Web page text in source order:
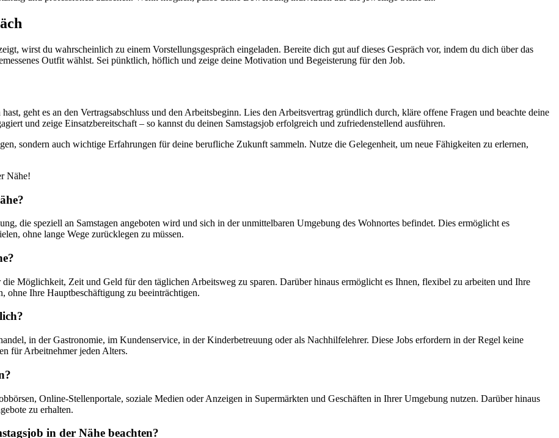
wirst du wahrscheinlich zu einem Vorstellungsgespräch eingeladen. Bereite dich gut auf dieses Gespräch vor, indem du dich über das
Outfit wählst. Sei pünktlich, höflich und zeige deine Motivation und Begeisterung für den Job.
geht es an den Vertragsabschluss und den Arbeitsbeginn. Lies den Arbeitsvertrag gründlich durch, kläre offene Fragen und beachte deine
und zeige Einsatzbereitschaft – so kannst du deinen Samstagsjob erfolgreich und zufriedenstellend ausführen.
sondern auch wichtige Erfahrungen für deine berufliche Zukunft sammeln. Nutze die Gelegenheit, um neue Fähigkeiten zu erlernen,
Nähe!
die speziell an Samstagen angeboten wird und sich in der unmittelbaren Umgebung des Wohnortes befindet. Dies ermöglicht es
ohne lange Wege zurücklegen zu müssen.
Möglichkeit, Zeit und Geld für den täglichen Arbeitsweg zu sparen. Darüber hinaus ermöglicht es Ihnen, flexibel zu arbeiten und Ihre
ohne Ihre Hauptbeschäftigung zu beeinträchtigen.
in der Gastronomie, im Kundenservice, in der Kinderbetreuung oder als Nachhilfelehrer. Diese Jobs erfordern in der Regel keine
für Arbeitnehmer jeden Alters.
Online-Stellenportale, soziale Medien oder Anzeigen in Supermärkten und Geschäften in Ihrer Umgebung nutzen. Darüber hinaus
zu erhalten.
in der Nähe beachten?